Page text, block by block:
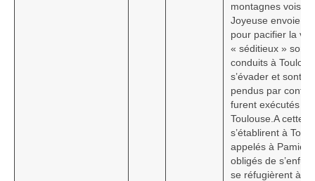
montagnes
Joyeuse envoie
pour pacifier la
« séditieux » sont
conduits à
s’évader et sont
pendus par
furent exécutés
Toulouse.A cette
s’établirent à
appelés à
obligés de
se réfugièrent à